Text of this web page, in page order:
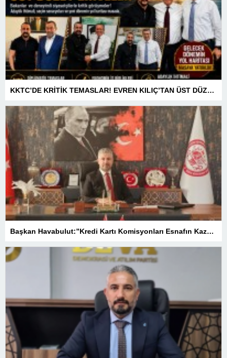
KKTC’DE KRİTİK TEMASLAR! EVREN KILIÇ’TAN ÜST DÜZEY ZİRVELER
Başkan Havabulut:”Kredi Kartı Komisyonları Esnafın Kazancını Eritiyor”